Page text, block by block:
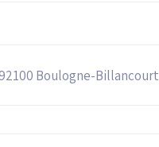
Boulogne-Billancourt